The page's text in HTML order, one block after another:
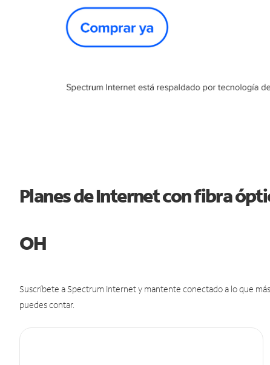
Planes de Internet con fibra
OH
Suscríbete a Spectrum Internet y mantente conectado a lo que
puedes contar.